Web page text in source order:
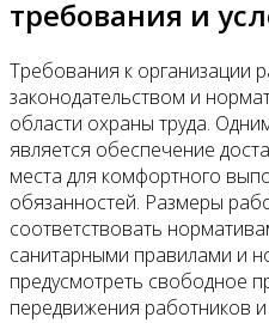
требования и
Требования к организации
законодательством и
области охраны труда.
является обеспечение
места для комфортного
обязанностей. Размеры
соответствовать
санитарными правилами и
предусмотреть свободное
передвижения работников